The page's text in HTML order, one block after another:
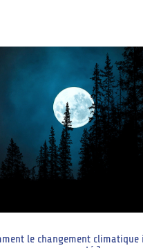
le changement climatique